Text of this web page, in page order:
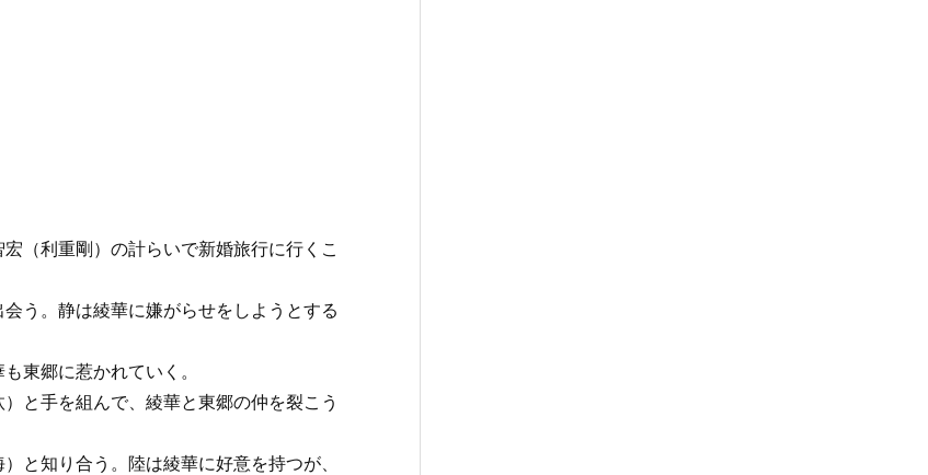
（利重剛）の計らいで新婚旅行に行くこ
う。静は綾華に嫌がらせをしようとする
東郷に惹かれていく。
と手を組んで、綾華と東郷の仲を裂こう
と知り合う。陸は綾華に好意を持つが、